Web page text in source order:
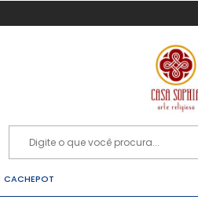
CACHEPOT